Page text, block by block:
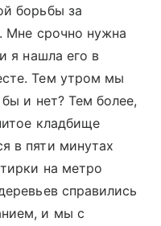
борьбы за
Мне срочно нужна
я нашла его в
Тем утром мы
и нет? Тем более,
кладбище
в пяти минутах
на метро
справились
и мы с